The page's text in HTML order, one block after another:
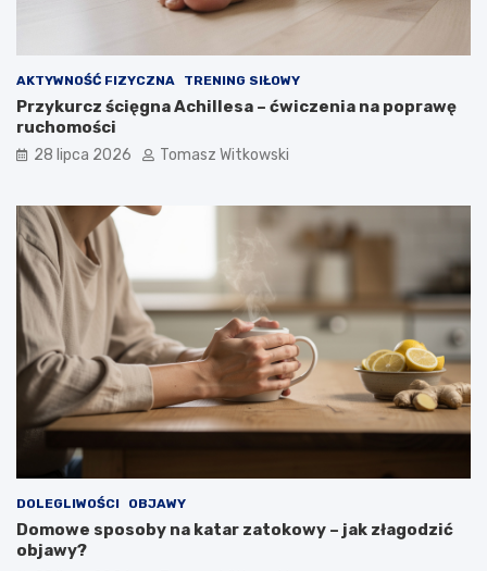
AKTYWNOŚĆ FIZYCZNA TRENING SIŁOWY
Przykurcz ścięgna Achillesa – ćwiczenia na poprawę
ruchomości
28 lipca 2026 Tomasz Witkowski
DOLEGLIWOŚCI OBJAWY
Domowe sposoby na katar zatokowy – jak złagodzić
objawy?